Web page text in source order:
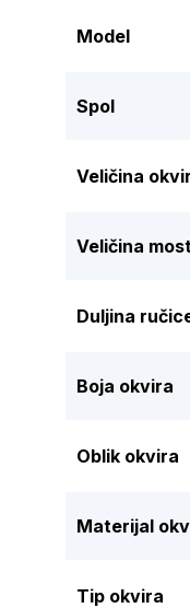
Model
Spol
Veličina
Veličina
Duljina
Boja okvira
Oblik okvira
Materijal
Tip okvira